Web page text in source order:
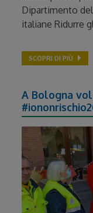
Dipartimento
italiane Ridurre
SCOPRI DI PIÙ
A Bologna